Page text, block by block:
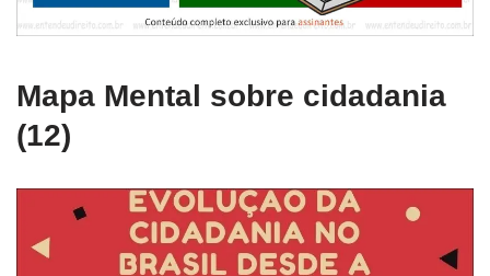
Mapa Mental sobre cidadania
(12)